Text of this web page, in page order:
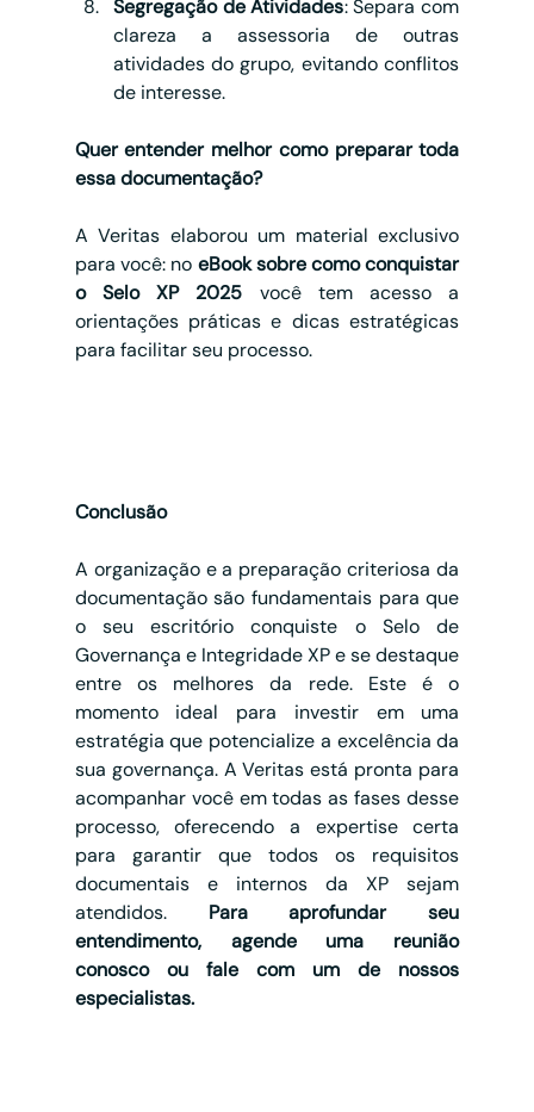
Segregação de Atividades: Separa com
clareza a assessoria de outras
atividades do grupo, evitando conflitos
de interesse.
Quer entender melhor como preparar toda
essa documentação?
A Veritas elaborou um material exclusivo
para você: no eBook sobre como conquistar
o Selo XP 2025 você tem acesso a
orientações práticas e dicas estratégicas
para facilitar seu processo.
Conclusão
A organização e a preparação criteriosa da
documentação são fundamentais para que
o seu escritório conquiste o Selo de
Governança e Integridade XP e se destaque
entre os melhores da rede. Este é o
momento ideal para investir em uma
estratégia que potencialize a excelência da
sua governança. A Veritas está pronta para
acompanhar você em todas as fases desse
processo, oferecendo a expertise certa
para garantir que todos os requisitos
documentais e internos da XP sejam
atendidos. Para aprofundar seu
entendimento, agende uma reunião
conosco ou fale com um de nossos
especialistas.